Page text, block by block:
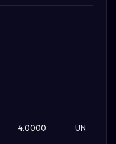
4.0000 UN